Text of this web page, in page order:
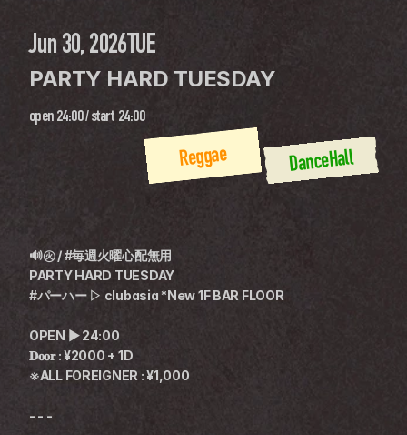
Jun 30, 2026TUE
PARTY HARD TUESDAY
open 24:00 / start 24:00
DanceHall
Reggae
🔊㊋ / #毎週火曜心配無用
PARTY HARD TUESDAY
#パーハー ▷ clubasia *New 1F BAR FLOOR
OPEN ▶︎ 24:00
𝐃𝐨𝐨𝐫 : ¥2000 + 1D
※ALL FOREIGNER : ¥1,000
- - -